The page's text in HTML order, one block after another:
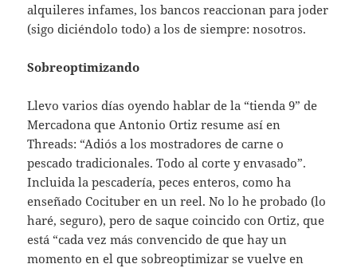
alquileres infames, los bancos reaccionan para joder
(sigo diciéndolo todo) a los de siempre: nosotros.
Sobreoptimizando
Llevo varios días oyendo hablar de la “tienda 9” de
Mercadona que Antonio Ortiz resume así en
Threads: “Adiós a los mostradores de carne o
pescado tradicionales. Todo al corte y envasado”.
Incluida la pescadería, peces enteros, como ha
enseñado Cocituber en un reel. No lo he probado (lo
haré, seguro), pero de saque coincido con Ortiz, que
está “cada vez más convencido de que hay un
momento en el que sobreoptimizar se vuelve en